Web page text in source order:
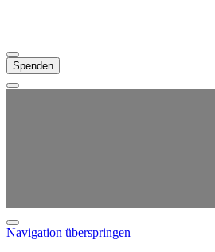
Spenden
Navigation überspringen